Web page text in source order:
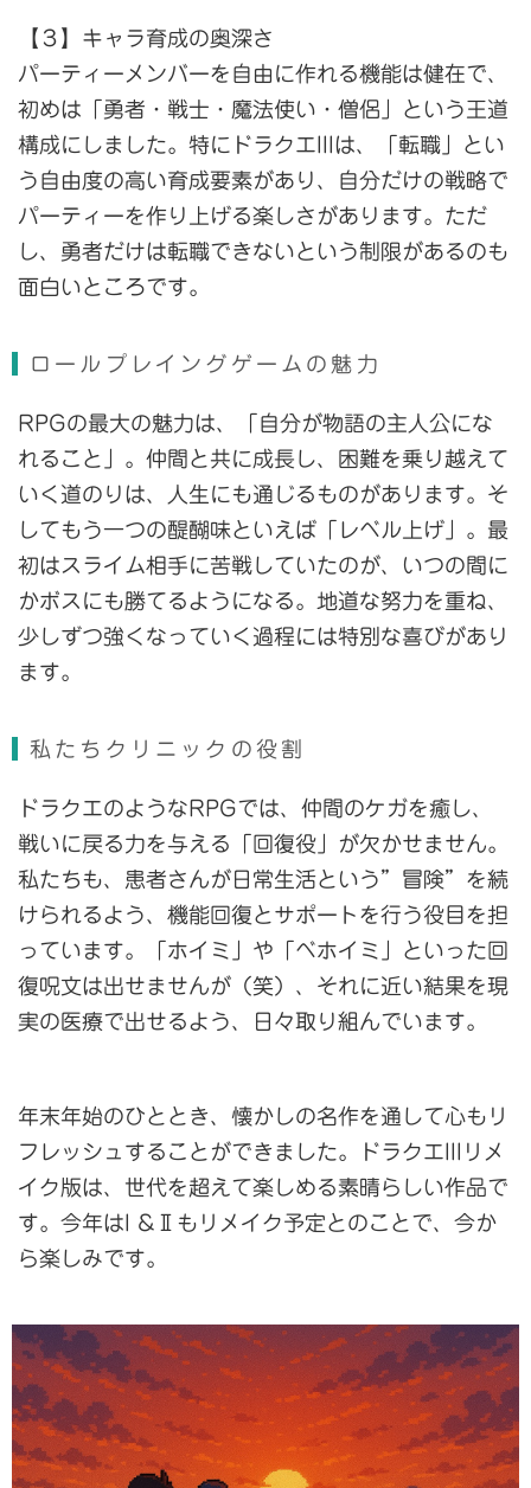
【３】キャラ育成の奥深さ
パーティーメンバーを自由に作れる機能は健在で、
初めは「勇者・戦士・魔法使い・僧侶」という王道
構成にしました。特にドラクエIIIは、「転職」とい
う自由度の高い育成要素があり、自分だけの戦略で
パーティーを作り上げる楽しさがあります。ただ
し、勇者だけは転職できないという制限があるのも
面白いところです。
ロールプレイングゲームの魅力
RPGの最大の魅力は、「自分が物語の主人公にな
れること」。仲間と共に成長し、困難を乗り越えて
いく道のりは、人生にも通じるものがあります。そ
してもう一つの醍醐味といえば「レベル上げ」。最
初はスライム相手に苦戦していたのが、いつの間に
かボスにも勝てるようになる。地道な努力を重ね、
少しずつ強くなっていく過程には特別な喜びがあり
ます。
私たちクリニックの役割
ドラクエのようなRPGでは、仲間のケガを癒し、
戦いに戻る力を与える「回復役」が欠かせません。
私たちも、患者さんが日常生活という”冒険”を続
けられるよう、機能回復とサポートを行う役目を担
っています。「ホイミ」や「ベホイミ」といった回
復呪文は出せませんが（笑）、それに近い結果を現
実の医療で出せるよう、日々取り組んでいます。
年末年始のひととき、懐かしの名作を通して心もリ
フレッシュすることができました。ドラクエIIIリメ
イク版は、世代を超えて楽しめる素晴らしい作品で
す。今年はI &Ⅱもリメイク予定とのことで、今か
ら楽しみです。